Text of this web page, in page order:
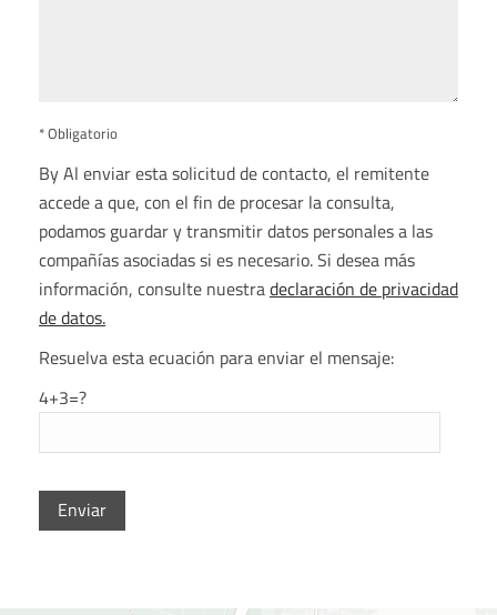
* Obligatorio
By Al enviar esta solicitud de contacto, el remitente
accede a que, con el fin de procesar la consulta,
podamos guardar y transmitir datos personales a las
compañías asociadas si es necesario. Si desea más
información, consulte nuestradeclaración de privacidad
de datos.
Resuelva esta ecuación para enviar el mensaje:
4+3=?
P